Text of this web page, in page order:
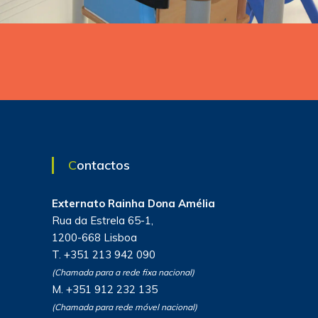
Contactos
Externato Rainha Dona Amélia
Rua da Estrela 65-1,
1200-668 Lisboa
T. +351 213 942 090
(Chamada para a rede fixa nacional)
M. +351 912 232 135
(Chamada para rede móvel nacional)